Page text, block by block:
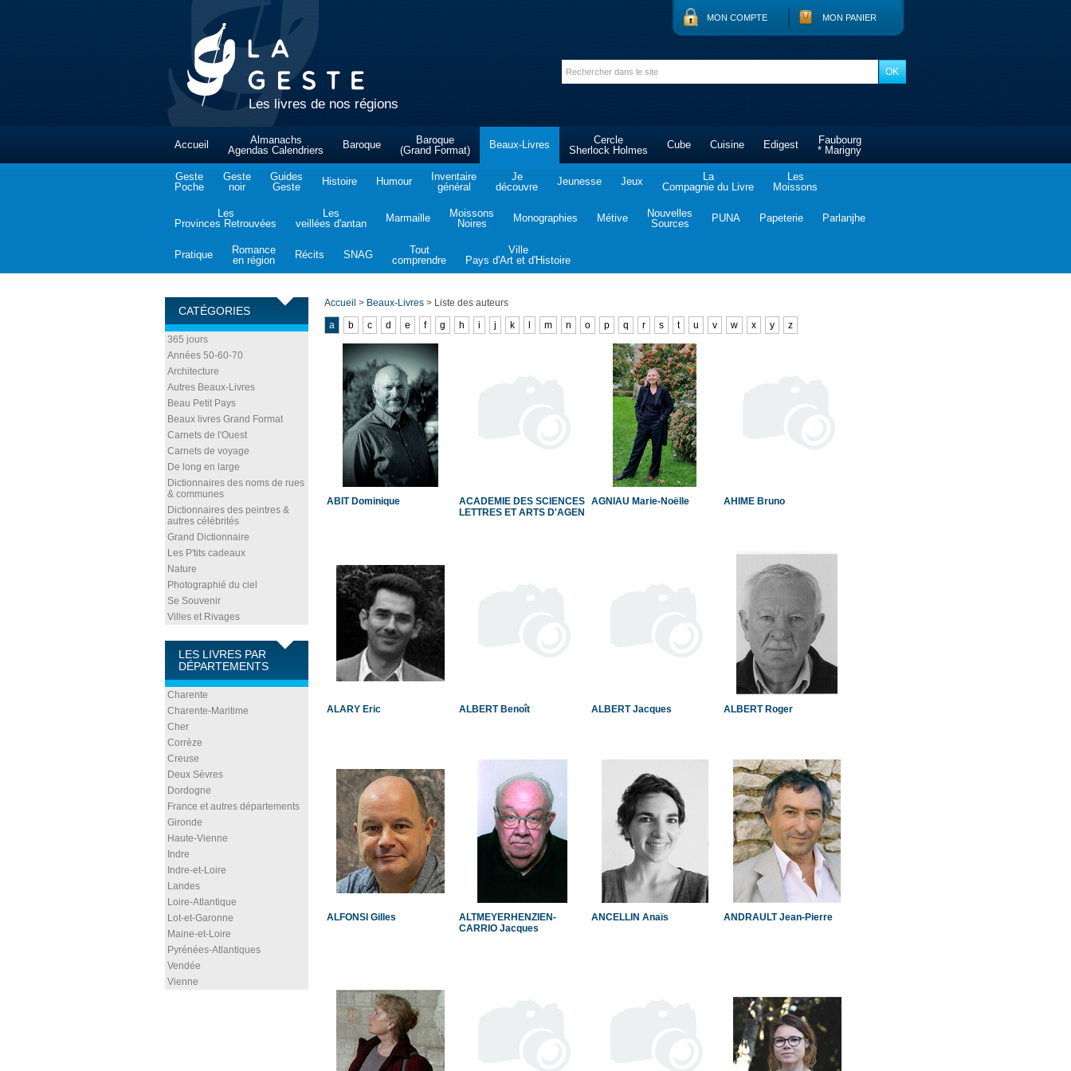
Les livres de nos régions
MON COMPTE MON PANIER
Accueil
Almanachs
Agendas Calendriers
Baroque
Baroque
(Grand Format)
Beaux-Livres
Cercle
Sherlock Holmes
Cube Cuisine Edigest
Faubourg
* Marigny
Geste
Poche
Geste
noir
Guides
Geste
Histoire Humour
Inventaire
général
Je
découvre
Jeunesse Jeux
La
Compagnie du Livre
Les
Moissons
Les
Provinces Retrouvées
Les
veillées d'antan
Marmaille
Moissons
Noires
Monographies Métive
Nouvelles
Sources
PUNA Papeterie Parlanjhe
Pratique
Romance
en région
Récits SNAG
Tout
comprendre
Ville
Pays d'Art et d'Histoire
CATÉGORIES
365 jours
Années 50-60-70
Architecture
Autres Beaux-Livres
Beau Petit Pays
Beaux livres Grand Format
Carnets de l'Ouest
Carnets de voyage
De long en large
Dictionnaires des noms de rues
& communes
Dictionnaires des peintres &
autres célébrités
Grand Dictionnaire
Les P'tits cadeaux
Nature
Photographié du ciel
Se Souvenir
Villes et Rivages
LES LIVRES PAR
DÉPARTEMENTS
Charente
Charente-Maritime
Cher
Corrèze
Creuse
Deux Sèvres
Dordogne
France et autres départements
Gironde
Haute-Vienne
Indre
Indre-et-Loire
Landes
Loire-Atlantique
Lot-et-Garonne
Maine-et-Loire
Pyrénées-Atlantiques
Vendée
Vienne
Accueil > Beaux-Livres > Liste des auteurs
a
b c d e f g h i j k m n o p q r s t u v w x y z
ABIT Dominique
ACADEMIE DES SCIENCES
LETTRES ET ARTS D'AGEN
AGNIAU Marie-Noëlle AHIME Bruno
ALARY Eric ALBERT Benoît ALBERT Jacques ALBERT Roger
ALFONSI Gilles
ALTMEYERHENZIEN-
CARRIO Jacques
ANCELLIN Anaïs ANDRAULT Jean-Pierre